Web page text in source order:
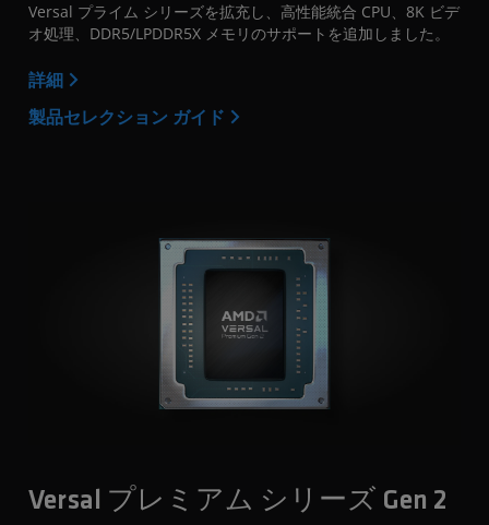
Versal プライム シリーズを拡充し、高性能統合 CPU、8K ビデ
オ処理、DDR5/LPDDR5X メモリのサポートを追加しました。
詳細
製品セレクション ガイド
Versal プレミアム シリーズ Gen 2